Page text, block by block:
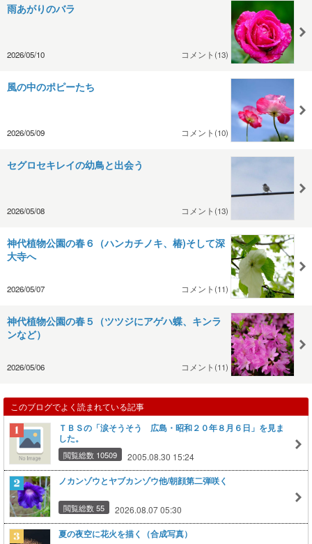
雨あがりのバラ
2026/05/10 コメント(13)
風の中のポピーたち
2026/05/09 コメント(10)
セグロセキレイの幼鳥と出会う
2026/05/08 コメント(13)
神代植物公園の春６（ハンカチノキ、椿)そして深
大寺へ
2026/05/07 コメント(11)
神代植物公園の春５（ツツジにアゲハ蝶、キンラ
ンなど）
2026/05/06 コメント(11)
このブログでよく読まれている記事
ＴＢＳの「涙そうそう 広島・昭和２０年８月６日」を見ま
した。
閲覧総数 10509 2005.08.30 15:24
ノカンゾウとヤブカンゾウ他/朝顔第二弾咲く
閲覧総数 55 2026.08.07 05:30
夏の夜空に花火を描く（合成写真）